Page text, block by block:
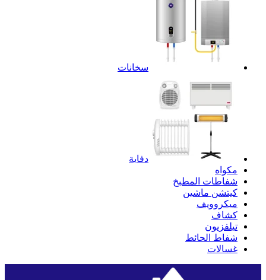
سخانات
دفاية
مكواه
شفاطات المطبخ
كيتشن ماشين
ميكروويف
كشاف
تيلفزيون
شفاط الحائط
غسالات